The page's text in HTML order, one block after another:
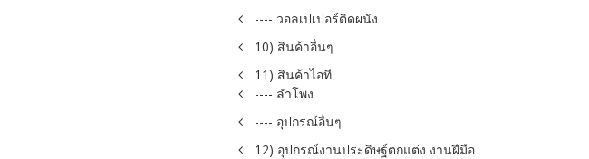
---- วอลเปเปอร์ติดผนัง
10) สินค้าอื่นๆ
11) สินค้าไอที
---- ลำโพง
---- อุปกรณ์อื่นๆ
12) อุปกรณ์งานประดิษฐ์ตกแต่ง งานฝีมือ